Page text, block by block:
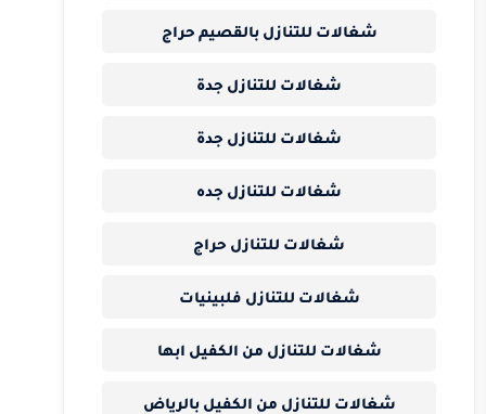
شغالات للتنازل بالقصيم حراج
شغالات للتنازل جدة
شغالات للتنازل جدة
شغالات للتنازل جده
شغالات للتنازل حراج
شغالات للتنازل فلبينيات
شغالات للتنازل من الكفيل ابها
شغالات للتنازل من الكفيل بالرياض